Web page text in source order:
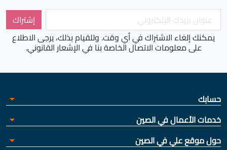
يمكنك إلغاء الاشتراك في أي وقت. وللقيام بذلك، يرجى الاطلاع
على معلومات الاتصال الخاصة بنا في الإشعار القانوني.
حسابك arrow_drop_down
خدمات الأعمال في الصين arrow_drop_down
حول موقع علي في الصين arrow_drop_down